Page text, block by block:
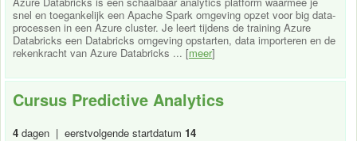
snel en toegankelijk een Apache Spark omgeving opzet voor big data-
processen in een Azure cluster. Je leert tijdens de training Azure
Databricks een Databricks omgeving opstarten, data importeren en de
rekenkracht van Azure Databricks ... [meer]
Cursus Predictive Analytics
4 dagen | eerstvolgende startdatum 14